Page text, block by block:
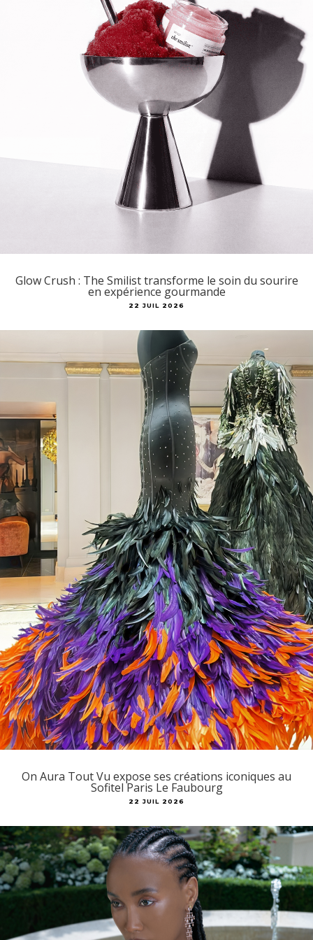
Glow Crush : The Smilist transforme le soin du sourire
en expérience gourmande
22 JUIL 2026
On Aura Tout Vu expose ses créations iconiques au
Sofitel Paris Le Faubourg
22 JUIL 2026